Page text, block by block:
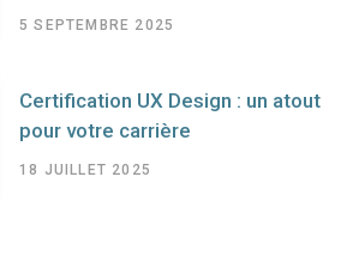
5 SEPTEMBRE 2025
Certification UX Design : un atout
pour votre carrière
18 JUILLET 2025